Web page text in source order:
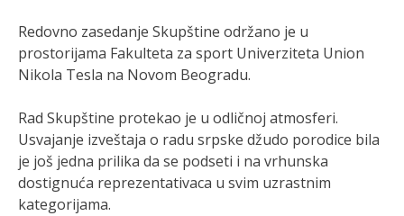
Redovno zasedanje Skupštine održano je u
prostorijama Fakulteta za sport Univerziteta Union
Nikola Tesla na Novom Beogradu.
Rad Skupštine protekao je u odličnoj atmosferi.
Usvajanje izveštaja o radu srpske džudo porodice bila
je još jedna prilika da se podseti i na vrhunska
dostignuća reprezentativaca u svim uzrastnim
kategorijama.